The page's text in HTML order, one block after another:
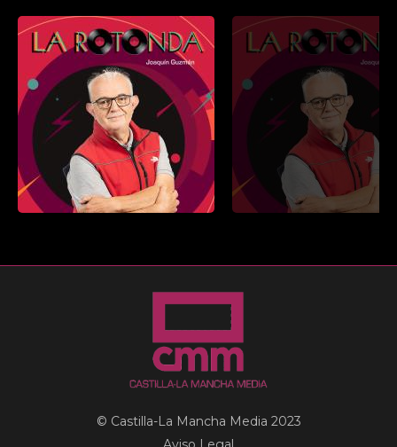
artículo
© Castilla-La Mancha Media 2023